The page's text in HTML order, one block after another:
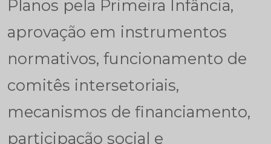
Planos pela Primeira Infância,
aprovação em instrumentos
normativos, funcionamento de
comitês intersetoriais,
mecanismos de financiamento,
participação social e